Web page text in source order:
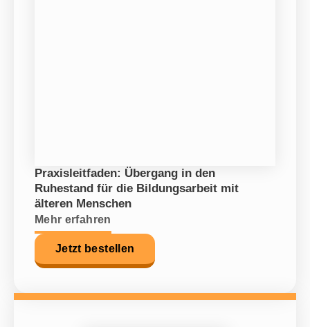
Praxisleitfaden: Übergang in den
Ruhestand für die Bildungsarbeit mit
älteren Menschen
Mehr erfahren
Jetzt bestellen